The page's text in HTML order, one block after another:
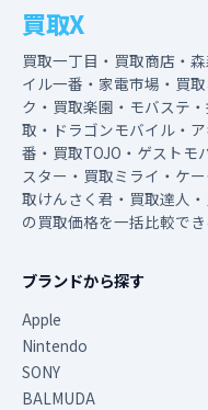
買取X
買取一丁目・買取商店・
イル一番・家電市場・買
ク・買取楽園・モバステ
取・ドラゴンモバイル・
番・買取TOJO・ゲストモ
スター・買取ミライ・ケ
取けんさく君・買取達人
の買取価格を一括比較で
ブランドから探す
Apple
Nintendo
SONY
BALMUDA